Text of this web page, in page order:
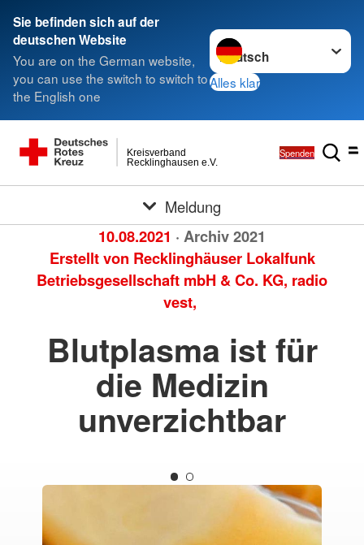
Sie befinden sich auf der
deutschen Website
You are on the German website,
you can use the switch to switch to
the English one
Sprache wechseln zu
Alles klar
Recklinghausen e.V.
Kreisverband Spenden
Meldung
10.08.2021 · Archiv 2021
Erstellt von Recklinghäuser Lokalfunk
Betriebsgesellschaft mbH & Co. KG, radio
vest,
Blutplasma ist für
die Medizin
unverzichtbar